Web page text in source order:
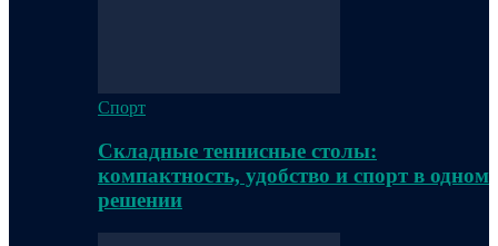
Спорт
Складные теннисные столы:
компактность, удобство и спорт в одном
решении